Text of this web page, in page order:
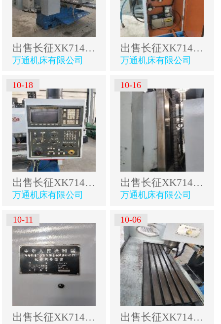
出售长征XK714B数控床身铣
万通机床有限公司
出售长征XK714B数控床身铣
万通机床有限公司
10-18
出售长征XK714B数控床身铣
万通机床有限公司
10-16
出售长征XK714B数控床身铣
万通机床有限公司
10-11
出售长征XK714B数控床身铣
10-06
出售长征XK714B数控床身铣